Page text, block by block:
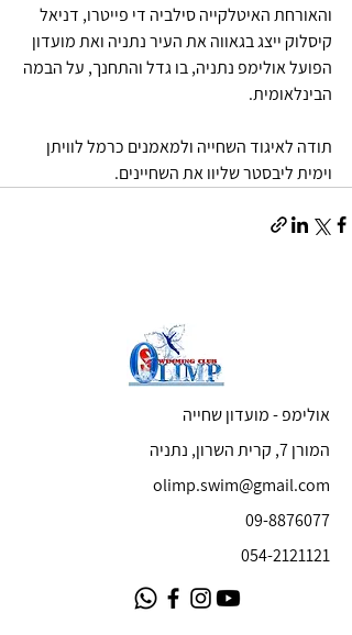
והאורחת האיטלקייה סילביה די פייטרו, דניאל
קיסלוק ייצג בגאווה את העיר נתניה ואת מועדון
הפועל אולימפ נתניה, בו גדל והתחנך, על הבמה
הבינלאומית.
תודה לאיגוד השחייה ולמאמנים כרמל לוויתן
וימית ליבסטר שליוו את השחיינים.
אולימפ - מועדון שחייה
המורן 7, קרית השרון, נתניה
olimp.swim@gmail.com
09-8876077
054-2121121